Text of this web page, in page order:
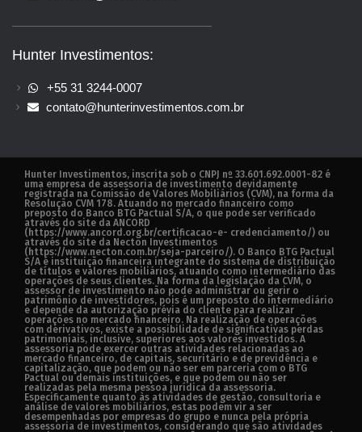
Hunter Investimentos:
+55 31 3244-0007
contato@hunterinvestimentos.com.br
Hunter Investimentos, inscrita sob o CNPJ nº 33.601.692.0001-82 é
uma empresa de assessoria de investimento devidamente
registrada na Comissão de Valores Mobiliários (CVM), na forma da
Resolução CVM 178. Atuando no mercado financeiro como
preposto do Banco BTG Pactual S/A, o que pode ser verificado
através do site da ANCORD
(https://www.ancord.org.br/certificacao-e- credenciamento/) ou
através do site da Necton Investimentos
(https://www.necton.com.br/seja-parceiro/). O Banco BTG Pactual
S/A é instituição financeira integrante do sistema de distribuição
de títulos e valores mobiliários, atuando como intermediário das
operações de seus clientes. Na forma da legislação da CVM, o
assessor de investimento não pode administrar ou gerir o
patrimônio de investidores, pois é um preposto do intermediário
e depende da autorização prévia do cliente para realizar
operações no mercado financeiro. Na realização de operações
com derivativos, existe a possibilidade de significativas perdas
patrimoniais, inclusive, superiores aos valores investidos. A
assessoria pode exercer outras atividades relacionadas ao
mercado financeiro, de capitais, securitário e de previdência e
capitalização, que podem ou não ser em parceria com o BTG
Pactual ou demais instituições, e que podem ou não ser
realizadas pela mesma pessoa jurídica da assessoria.
Especificamente quanto às atividades de gestão, consultoria e
análise de valores mobiliários, estas podem vir a ser
desempenhadas por empresas do grupo e nunca pela própria
assessoria de investimentos, considerando que são atividades